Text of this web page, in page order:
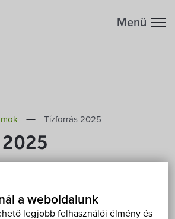
a weboldalunk
legjobb felhasználói élmény és
Menü
Tízforrás 2025
Hidegség, Sarród